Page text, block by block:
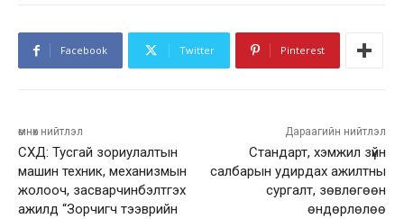
Facebook Twitter Pinterest
өмнөх нийтлэл
СХД: Тусгай зориулалтын
машин техник, механизмын
жолооч, засварчинбэлтгэх
ажилд “Зорчигч тээврийн
Дараагийн нийтлэл
Стандарт, хэмжил зүйн
салбарын удирдах ажилтны
сургалт, зөвлөгөөн
өндөрлөлөө